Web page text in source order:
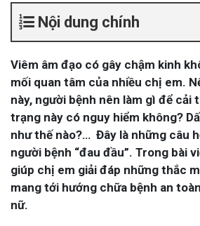
Nội dung chính
Viêm âm đạo có gây chậm kinh
mối quan tâm của nhiều chị em.
này, người bệnh nên làm gì để cải
trạng này có nguy hiểm không?
như thế nào?… Đây là những câu
người bệnh “đau đầu”. Trong bài
giúp chị em giải đáp những thắc
mang tới hướng chữa bệnh an
nữ.